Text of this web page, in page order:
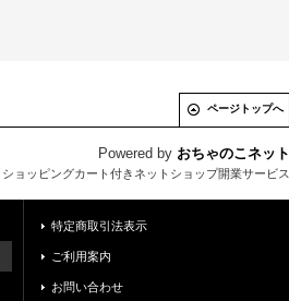
ページトップへ
Powered by おちゃのこネット
ョッピングカート付きネットショップ開業サービス
特定商取引法表示
ご利用案内
お問い合わせ